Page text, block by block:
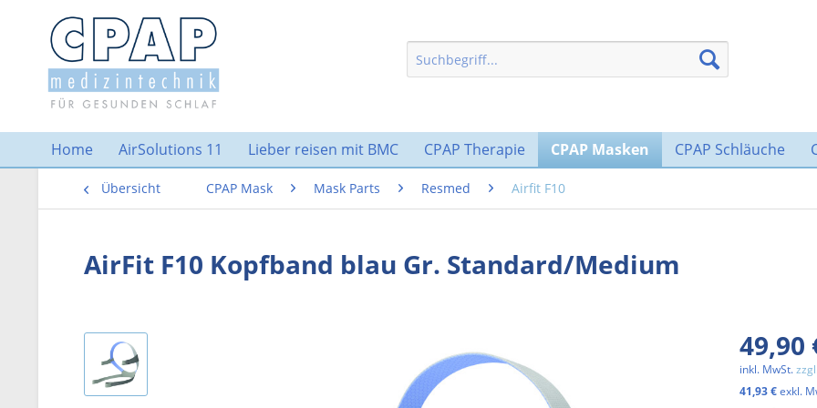
Home AirSolutions 11 Lieber reisen mit BMC CPAP Therapie CPAP Masken CPAP Schläuche
Übersicht CPAP Mask Mask Parts Resmed Airfit F10
AirFit F10 Kopfband blau Gr. Standard/Medium
49,90
inkl. MwSt.
41,93 €exkl.